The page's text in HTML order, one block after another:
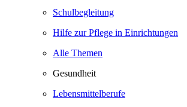
Schulbegleitung
Hilfe zur Pflege in Einrichtungen
Alle Themen
Gesundheit
Lebensmittelberufe